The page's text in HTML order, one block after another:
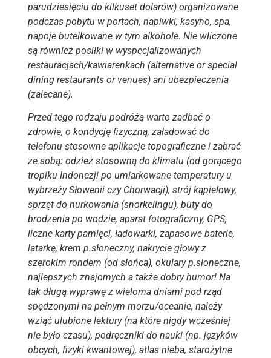
parudziesięciu do kilkuset dolarów) organizowane
podczas pobytu w portach, napiwki, kasyno, spa,
napoje butelkowane w tym alkohole. Nie wliczone
są również posiłki w wyspecjalizowanych
restauracjach/kawiarenkach (alternative or special
dining restaurants or venues) ani ubezpieczenia
(zalecane).
Przed tego rodzaju podróżą warto zadbać o
zdrowie, o kondycję fizyczną, załadować do
telefonu stosowne aplikacje topograficzne i zabrać
ze sobą: odzież stosowną do klimatu (od gorącego
tropiku Indonezji po umiarkowane temperatury u
wybrzeży Słowenii czy Chorwacji), strój kąpielowy,
sprzęt do nurkowania (snorkelingu), buty do
brodzenia po wodzie, aparat fotograficzny, GPS,
liczne karty pamięci, ładowarki, zapasowe baterie,
latarkę, krem p.słoneczny, nakrycie głowy z
szerokim rondem (od słońca), okulary p.słoneczne,
najlepszych znajomych a także dobry humor! Na
tak długą wyprawę z wieloma dniami pod rząd
spędzonymi na pełnym morzu/oceanie, należy
wziąć ulubione lektury (na które nigdy wcześniej
nie było czasu), podręczniki do nauki (np. języków
obcych, fizyki kwantowej), atlas nieba, starożytne